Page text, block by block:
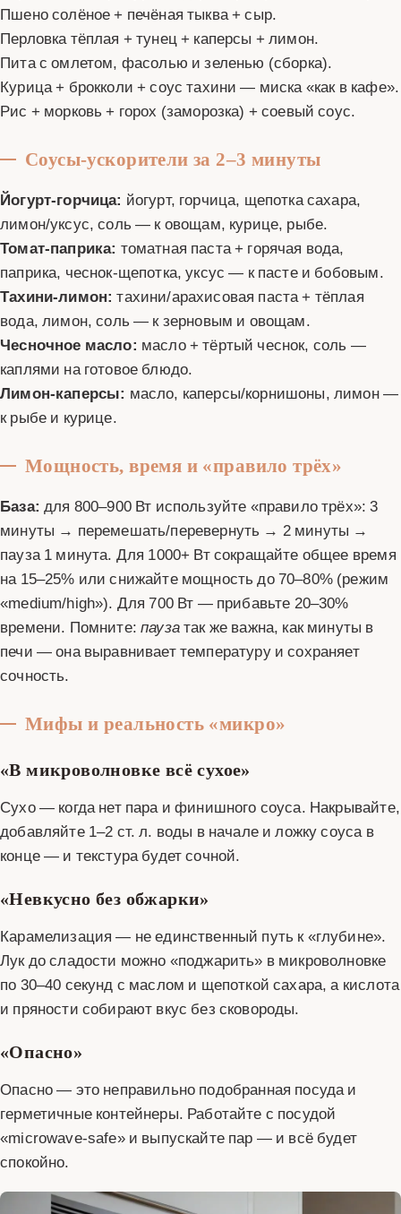
Пшено солёное + печёная тыква + сыр.
Перловка тёплая + тунец + каперсы + лимон.
Пита с омлетом, фасолью и зеленью (сборка).
Курица + брокколи + соус тахини — миска «как в кафе».
Рис + морковь + горох (заморозка) + соевый соус.
Соусы‑ускорители за 2–3 минуты
Йогурт‑горчица: йогурт, горчица, щепотка сахара,
лимон/уксус, соль — к овощам, курице, рыбе.
Томат‑паприка: томатная паста + горячая вода,
паприка, чеснок‑щепотка, уксус — к пасте и бобовым.
Тахини‑лимон: тахини/арахисовая паста + тёплая
вода, лимон, соль — к зерновым и овощам.
Чесночное масло: масло + тёртый чеснок, соль —
каплями на готовое блюдо.
Лимон‑каперсы: масло, каперсы/корнишоны, лимон —
к рыбе и курице.
Мощность, время и «правило трёх»
База: для 800–900 Вт используйте «правило трёх»: 3
минуты → перемешать/перевернуть → 2 минуты →
пауза 1 минута. Для 1000+ Вт сокращайте общее время
на 15–25% или снижайте мощность до 70–80% (режим
«medium/high»). Для 700 Вт — прибавьте 20–30%
времени. Помните:паузатак же важна, как минуты в
печи — она выравнивает температуру и сохраняет
сочность.
Мифы и реальность «микро»
«В микроволновке всё сухое»
Сухо — когда нет пара и финишного соуса. Накрывайте,
добавляйте 1–2 ст. л. воды в начале и ложку соуса в
конце — и текстура будет сочной.
«Невкусно без обжарки»
Карамелизация — не единственный путь к «глубине».
Лук до сладости можно «поджарить» в микроволновке
по 30–40 секунд с маслом и щепоткой сахара, а кислота
и пряности собирают вкус без сковороды.
«Опасно»
Опасно — это неправильно подобранная посуда и
герметичные контейнеры. Работайте с посудой
«microwave‑safe» и выпускайте пар — и всё будет
спокойно.